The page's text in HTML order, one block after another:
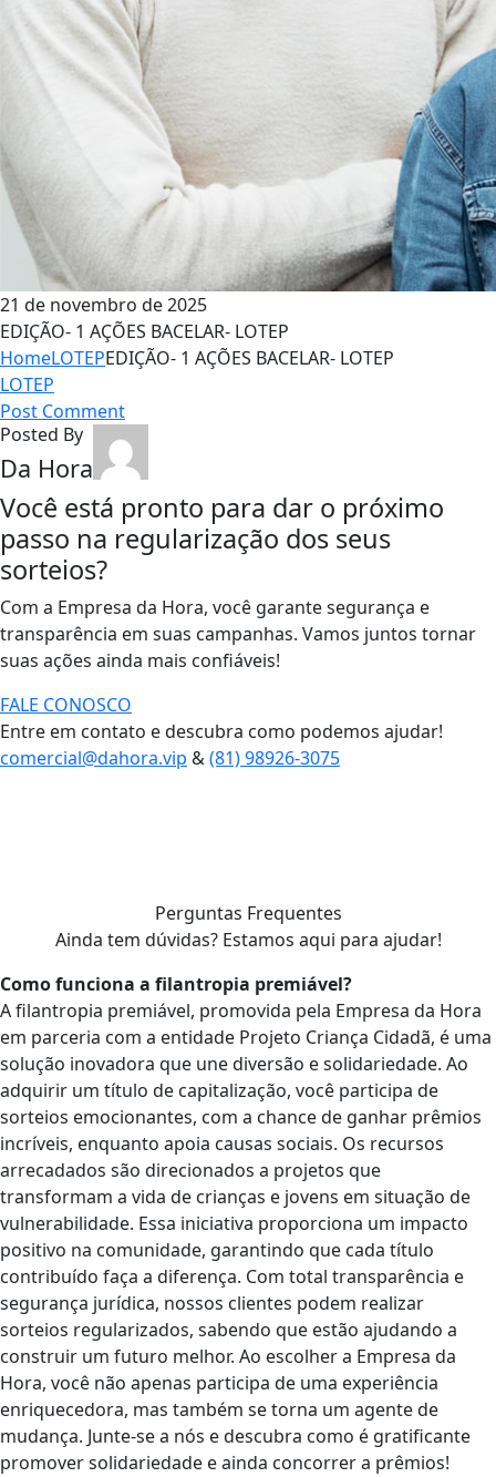
21 de novembro de 2025
EDIÇÃO- 1 AÇÕES BACELAR- LOTEP
HomeLOTEPEDIÇÃO- 1 AÇÕES BACELAR- LOTEP
LOTEP
Post Comment
Posted By
Da Hora
Você está pronto para dar o próximo
passo na regularização dos seus
sorteios?
Com a Empresa da Hora, você garante segurança e
transparência em suas campanhas. Vamos juntos tornar
suas ações ainda mais confiáveis!
FALE CONOSCO
Entre em contato e descubra como podemos ajudar!
comercial@dahora.vip &(81) 98926-3075
Perguntas Frequentes
Ainda tem dúvidas? Estamos aqui para ajudar!
Como funciona a filantropia premiável?
A filantropia premiável, promovida pela Empresa da Hora
em parceria com a entidade Projeto Criança Cidadã, é uma
solução inovadora que une diversão e solidariedade. Ao
adquirir um título de capitalização, você participa de
sorteios emocionantes, com a chance de ganhar prêmios
incríveis, enquanto apoia causas sociais. Os recursos
arrecadados são direcionados a projetos que
transformam a vida de crianças e jovens em situação de
vulnerabilidade. Essa iniciativa proporciona um impacto
positivo na comunidade, garantindo que cada título
contribuído faça a diferença. Com total transparência e
segurança jurídica, nossos clientes podem realizar
sorteios regularizados, sabendo que estão ajudando a
construir um futuro melhor. Ao escolher a Empresa da
Hora, você não apenas participa de uma experiência
enriquecedora, mas também se torna um agente de
mudança. Junte-se a nós e descubra como é gratificante
promover solidariedade e ainda concorrer a prêmios!